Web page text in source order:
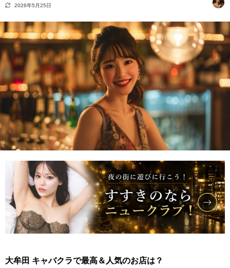
2026年5月25日
大牟田 キャバクラで最高＆人気のお店は？